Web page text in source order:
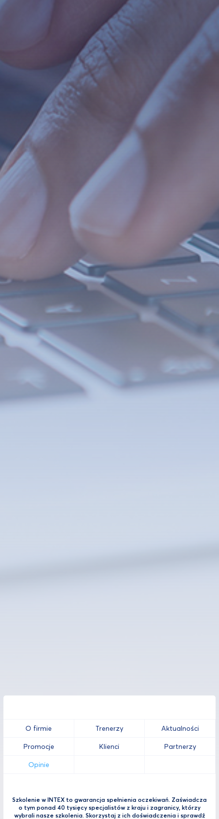
O firmie Trenerzy Aktualności
Promocje Klienci Partnerzy
Opinie
Szkolenie w INTEX to gwarancja spełnienia oczekiwań. Zaświadcza
o tym ponad 40 tysięcy specjalistów z kraju i zagranicy, którzy
wybrali nasze szkolenia. Skorzystaj z ich doświadczenia i sprawdź